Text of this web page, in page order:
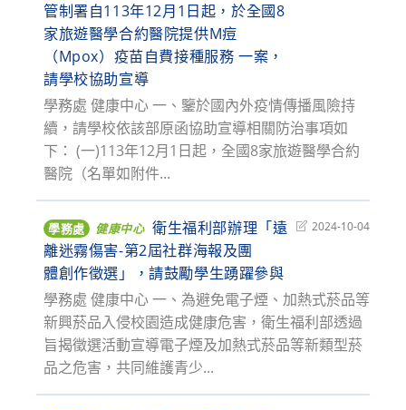
管制署自113年12月1日起，於全國8
家旅遊醫學合約醫院提供M痘
（Mpox）疫苗自費接種服務 一案，
請學校協助宣導
學務處 健康中心 一、鑒於國內外疫情傳播風險持
續，請學校依該部原函協助宣導相關防治事項如
下： (一)113年12月1日起，全國8家旅遊醫學合約
醫院（名單如附件...
學務處 健康中心 衛生福利部辦理「遠
離迷霧傷害-第2屆社群海報及團
體創作徵選」，請鼓勵學生踴躍參與
Post2024-10-04
學務處 健康中心 一、為避免電子煙、加熱式菸品等
新興菸品入侵校園造成健康危害，衛生福利部透過
旨揭徵選活動宣導電子煙及加熱式菸品等新類型菸
品之危害，共同維護青少...